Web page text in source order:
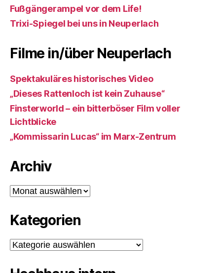
Fußgängerampel vor dem Life!
Trixi-Spiegel bei uns in Neuperlach
Filme in/über Neuperlach
Spektakuläres historisches Video
„Dieses Rattenloch ist kein Zuhause“
Finsterworld – ein bitterböser Film voller
Lichtblicke
„Kommissarin Lucas“ im Marx-Zentrum
Archiv
Archiv
Kategorien
Kategorien